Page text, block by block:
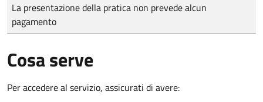
La presentazione della pratica non prevede alcun
pagamento
Cosa serve
Per accedere al servizio, assicurati di avere: